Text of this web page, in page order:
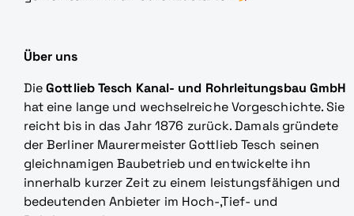
Über uns
DieGottlieb Tesch Kanal- und Rohrleitungsbau GmbH
hat eine lange und wechselreiche Vorgeschichte. Sie
reicht bis in das Jahr 1876 zurück. Damals gründete
der Berliner Maurermeister Gottlieb Tesch seinen
gleichnamigen Baubetrieb und entwickelte ihn
innerhalb kurzer Zeit zu einem leistungsfähigen und
bedeutenden Anbieter im Hoch-,Tief- und